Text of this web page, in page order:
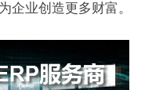
企业创造更多财富。